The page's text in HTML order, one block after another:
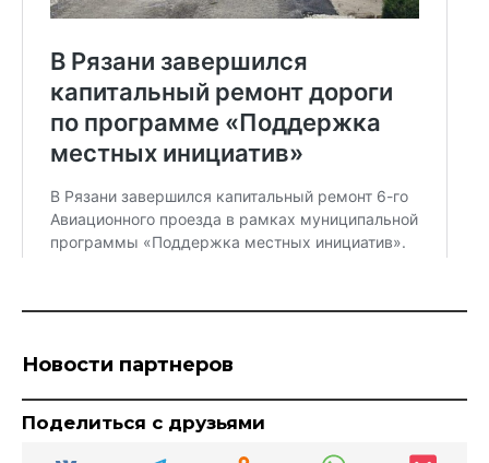
Новости партнеров
Поделиться с друзьями